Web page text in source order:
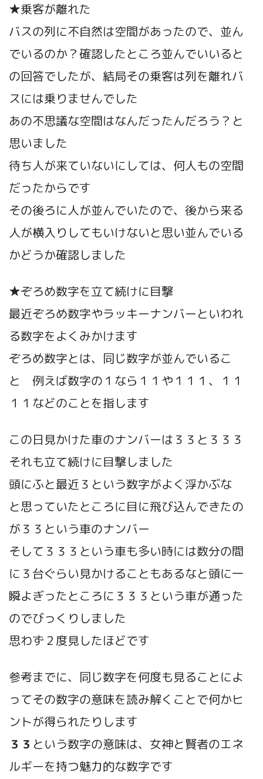
★乗客が離れた
バスの列に不自然は空間があったので、並ん
でいるのか？確認したところ並んでいいると
の回答でしたが、結局その乗客は列を離れバ
スには乗りませんでした
あの不思議な空間はなんだったんだろう？と
思いました
待ち人が来ていないにしては、何人もの空間
だったからです
その後ろに人が並んでいたので、後から来る
人が横入りしてもいけないと思い並んでいる
かどうか確認しました
★ぞろめ数字を立て続けに目撃
最近ぞろめ数字やラッキーナンバーといわれ
る数字をよくみかけます
ぞろめ数字とは、同じ数字が並んでいるこ
と 例えば数字の１なら１１や１１１、１１
１１などのことを指します
この日見かけた車のナンバーは３３と３３３
それも立て続けに目撃しました
頭にふと最近３という数字がよく浮かぶな
と思っていたところに目に飛び込んできたの
が３３という車のナンバー
そして３３３という車も多い時には数分の間
に３台ぐらい見かけることもあるなと頭に一
瞬よぎったところに３３３という車が通った
のでびっくりしました
思わず２度見したほどです
参考までに、同じ数字を何度も見ることによ
ってその数字の意味を読み解くことで何かヒ
ントが得られたりします
３３ という数字の意味は、女神と賢者のエネ
ルギーを持つ魅力的な数字です